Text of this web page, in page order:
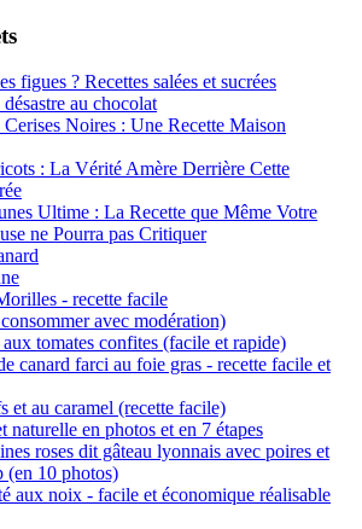
figues ? Recettes salées et sucrées
au chocolat
Noires : Une Recette Maison
: La Vérité Amère Derrière Cette
Ultime : La Recette que Même Votre
ne Pourra pas Critiquer
- recette facile
avec modération)
tomates confites (facile et rapide)
canard farci au foie gras - recette facile et
et au caramel (recette facile)
naturelle en photos et en 7 étapes
roses dit gâteau lyonnais avec poires et
(en 10 photos)
aux noix - facile et économique réalisable